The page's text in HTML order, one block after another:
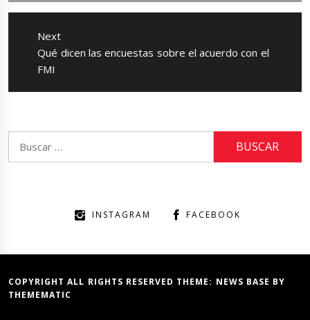
Next
Next
post:
Qué dicen las encuestas sobre el acuerdo con el
FMI
INSTAGRAM FACEBOOK
COPYRIGHT ALL RIGHTS RESERVED THEME: NEWS BASE BY
THEMEMATIC